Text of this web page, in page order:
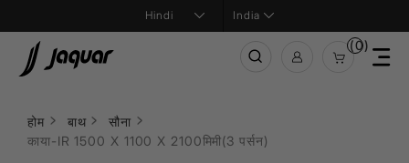
India
(0)
होम बाथ
सौना
काया-IR 1500 X 1100 X 2100मिमी(3 पर्सन)